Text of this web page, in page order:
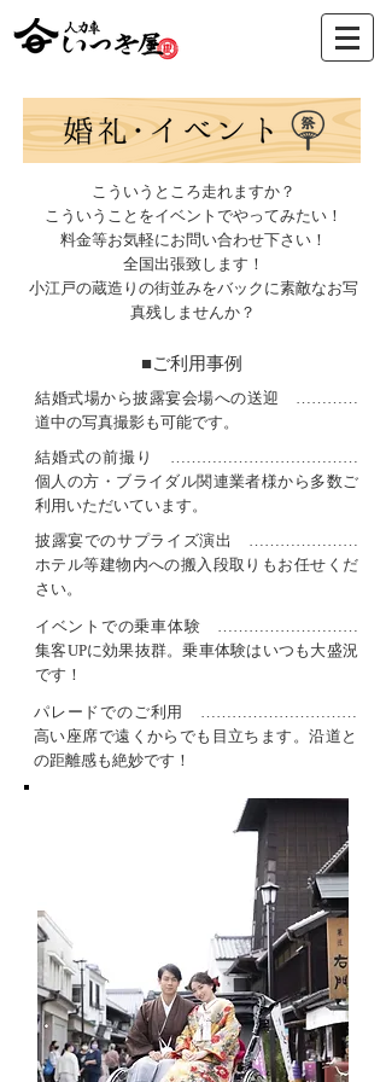
こういうところ走れますか？
こういうことをイベントでやってみたい！
料金等お気軽にお問い合わせ下さい！
全国出張致します！
小江戸の蔵造りの街並みをバックに素敵なお写
真残しませんか？
​■ご利用事例
結婚式場から披露宴会場への送迎 …………
道中の写真撮影も可能です。
結婚式の前撮り ………………………………
個人の方・ブライダル関連業者様から多数ご
利用いただいています。
披露宴でのサプライズ演出 …………………
ホテル等建物内への搬入段取りもお任せくだ
さい。
イベントでの乗車体験 ………………………
集客UPに効果抜群。乗車体験はいつも大盛況
です！
パレードでのご利用 …………………………
高い座席で遠くからでも目立ちます。沿道と
の距離感も絶妙です！